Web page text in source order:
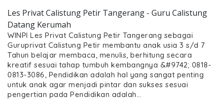
Les Privat Calistung Petir Tangerang - Guru Calistung
Datang Kerumah
WINPI Les Privat Calistung Petir Tangerang sebagai
Guruprivat Calistung Petir membantu anak usia 3 s/d 7
Tahun belajar membaca, menulis, berhitung secara
kreatif sesuai tahap tumbuh kembangnya &#9742; 0818-
0813-3086, Pendidikan adalah hal yang sangat penting
untuk anak agar menjadi pintar dan sukses sesuai
pengertian pada Pendidikan adalah…